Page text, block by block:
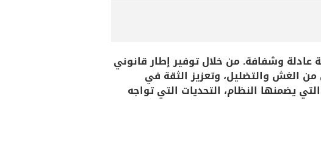
عادلة وشفافة. من خلال توفير إطار قانوني
الغش والتضليل، وتعزيز الثقة في
يضمنها النظام، التحديات التي تواجه